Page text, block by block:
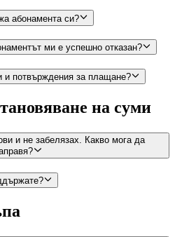
абонамента си?
ми е успешно отказан?
и потвърждения за плащане?
на суми
и не забелязах. Какво мога да